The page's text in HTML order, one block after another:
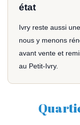
état
Ivry reste aussi
nous y menons
avant vente et
au Petit-Ivry.